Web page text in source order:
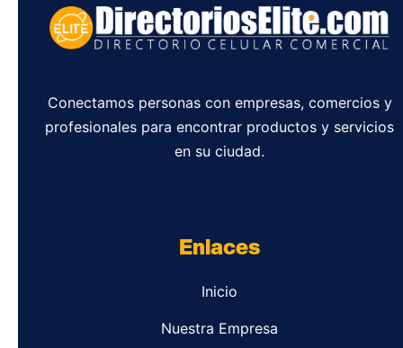
Conectamos personas con empresas, comercios y
profesionales para encontrar productos y servicios
en su ciudad.
Enlaces
Inicio
Nuestra Empresa